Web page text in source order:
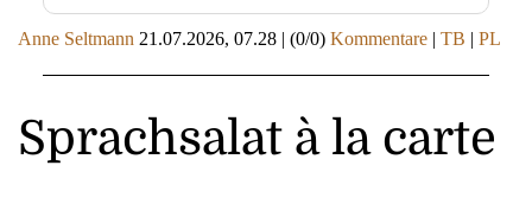
Anne Seltmann 21.07.2026, 07.28 | (0/0) Kommentare | TB | PL
Sprachsalat à la carte